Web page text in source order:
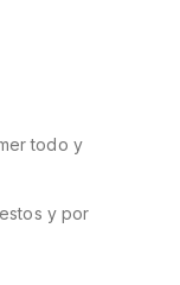
todo y
y por